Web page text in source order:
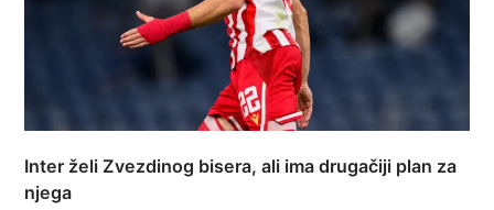
Inter želi Zvezdinog bisera, ali ima drugačiji plan za
njega